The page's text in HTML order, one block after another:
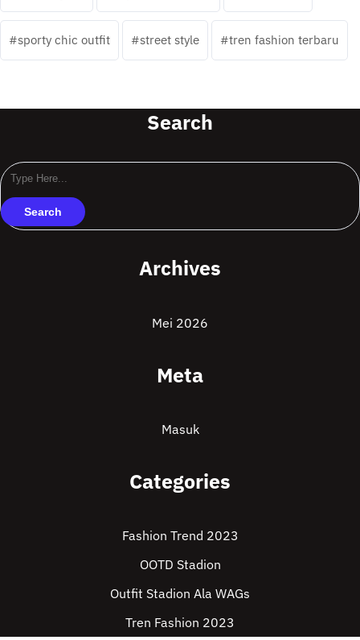
sporty chic outfit street style tren fashion terbaru
Search
Archives
Mei 2026
Meta
Masuk
Categories
Fashion Trend 2023
OOTD Stadion
Outfit Stadion Ala WAGs
Tren Fashion 2023